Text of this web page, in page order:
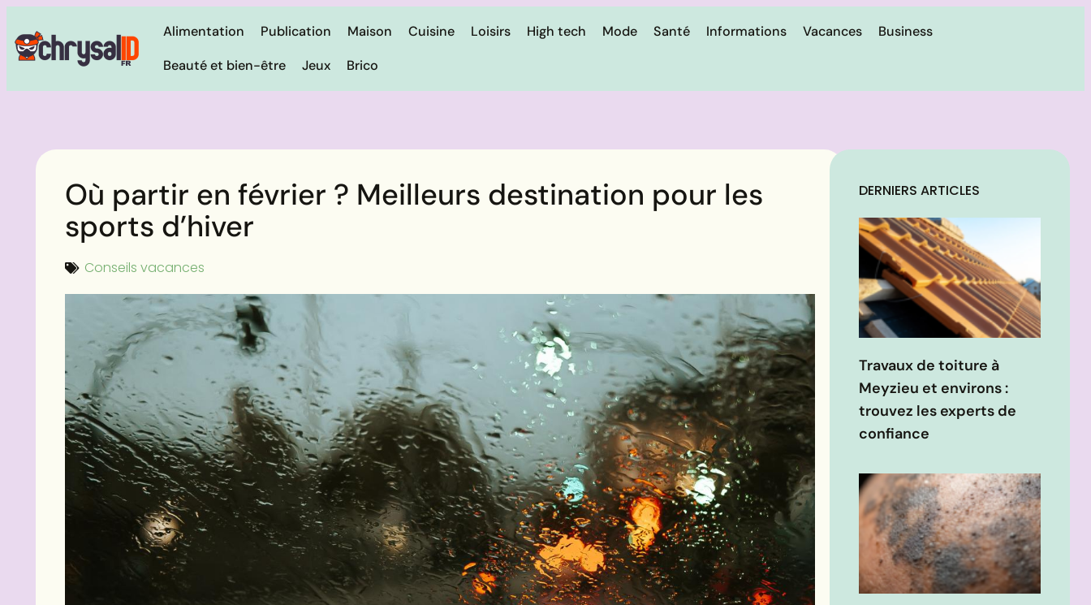
Alimentation Publication Maison Cuisine Loisirs High tech Mode Santé Informations Vacances
Business
Beauté et bien-être
Jeux Brico
Où partir en février ? Meilleurs destination pour les
sports d’hiver
Conseils vacances
DERNIERS ARTICLES
Travaux de toiture à
Meyzieu et environs :
trouvez les experts de
confiance